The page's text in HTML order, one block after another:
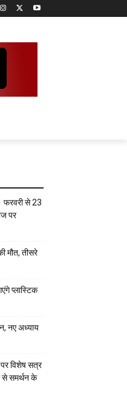
फरवरी से 23
पर
मौत, तीसरे
प्लास्टिक
नए अध्याय
विशेष सत्र
से समर्थन के